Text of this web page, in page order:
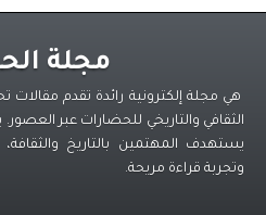
مجلة
هي مجلة إلكترونية رائدة تقدم مقالات
الثقافي والتاريخي للحضارات عبر
يستهدف المهتمين بالتاريخ
وتجربة قراءة مريحة.